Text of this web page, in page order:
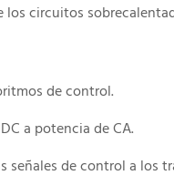
circuitos
de control.
a potencia de CA.
señales de control a los